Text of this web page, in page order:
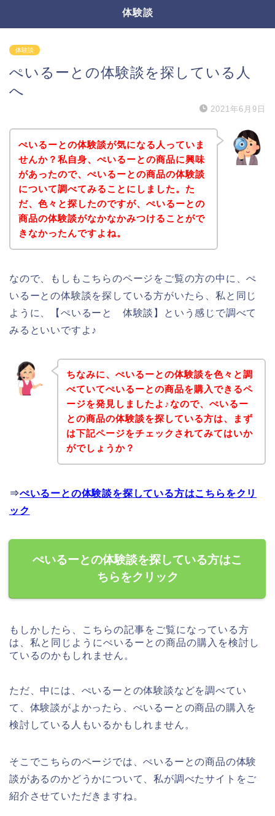
体験談
体験談
ぺいるーとの体験談を探している人
へ
2021年6月9日
ぺいるーとの体験談が気になる人っていま
せんか？私自身、ぺいるーとの商品に興味
があったので、ぺいるーとの商品の体験談
について調べてみることにしました。た
だ、色々と探したのですが、ぺいるーとの
商品の体験談がなかなかみつけることがで
きなかったんですよね。
なので、もしもこちらのページをご覧の方の中に、ぺ
いるーとの体験談を探している方がいたら、私と同じ
ように、【ぺいるーと 体験談】という感じで調べて
みるといいですよ♪
ちなみに、ぺいるーとの体験談を色々と調
べていてぺいるーとの商品を購入できるペ
ージを発見しましたよ♪なので、ぺいるー
との商品の体験談を探している方は、まず
は下記ページをチェックされてみてはいか
がでしょうか？
⇒ぺいるーとの体験談を探している方はこちらをクリ
ック
ぺいるーとの体験談を探している方はこ
ちらをクリック
もしかしたら、こちらの記事をご覧になっている方
は、私と同じようにぺいるーとの商品の購入を検討し
ているのかもしれません。
ただ、中には、ぺいるーとの体験談などを調べてい
て、体験談がよかったら、ぺいるーとの商品の購入を
検討している人もいるかもしれません。
そこでこちらのページでは、ぺいるーとの商品の体験
談があるのかどうかについて、私が調べたサイトをご
紹介させていただきますね。